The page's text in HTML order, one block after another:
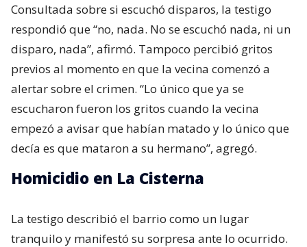
Consultada sobre si escuchó disparos, la testigo
respondió que “no, nada. No se escuchó nada, ni un
disparo, nada”, afirmó. Tampoco percibió gritos
previos al momento en que la vecina comenzó a
alertar sobre el crimen. “Lo único que ya se
escucharon fueron los gritos cuando la vecina
empezó a avisar que habían matado y lo único que
decía es que mataron a su hermano”, agregó.
Homicidio en La Cisterna
La testigo describió el barrio como un lugar
tranquilo y manifestó su sorpresa ante lo ocurrido.